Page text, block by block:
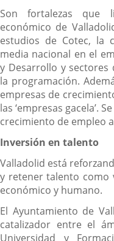
Son fortalezas que
económico de
estudios de Cotec, la
media nacional en el
y Desarrollo y
la programación.
empresas de
las ‘empresas gacela’.
crecimiento de empleo
Inversión en talento
Valladolid está
y retener talento como
económico y humano.
El Ayuntamiento de
catalizador entre el
Universidad y